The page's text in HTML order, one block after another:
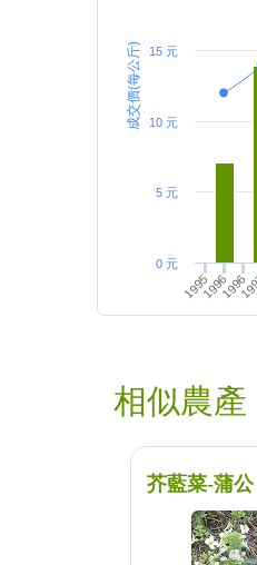
成交價(每公斤)
199519961996
0 元
5 元
10 元
15 元
相似農產
芥藍菜-蒲公